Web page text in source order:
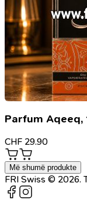
Parfum Aqeeq,
CHF 29.90
Më shumë produkte
FRI Swiss © 2026.